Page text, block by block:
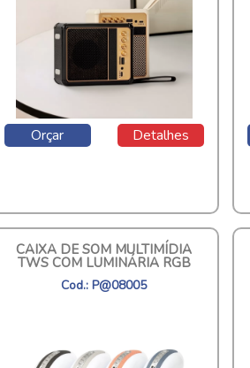
Orçar Detalhes
CAIXA DE SOM MULTIMÍDIA
TWS COM LUMINÁRIA RGB
Cod.: P@08005